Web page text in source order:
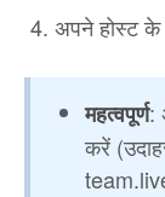
अपने होस्ट के
महत्वपूर्ण:
करें